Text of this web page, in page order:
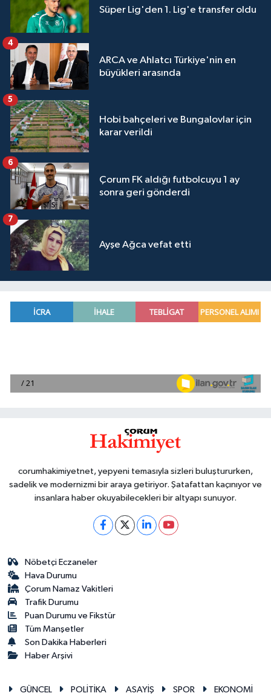
Süper Lig'den 1. Lig'e transfer oldu
ARCA ve Ahlatcı Türkiye'nin en
büyükleri arasında
4
Hobi bahçeleri ve Bungalovlar için
karar verildi
5
Çorum FK aldığı futbolcuyu 1 ay
sonra geri gönderdi
6
Ayşe Ağca vefat etti
7
corumhakimiyetnet, yepyeni temasıyla sizleri buluştururken,
sadelik ve modernizmi bir araya getiriyor. Şatafattan kaçınıyor ve
insanlara haber okuyabilecekleri bir altyapı sunuyor.
Nöbetçi Eczaneler
Hava Durumu
Çorum Namaz Vakitleri
Trafik Durumu
Puan Durumu ve Fikstür
Tüm Manşetler
Son Dakika Haberleri
Haber Arşivi
GÜNCEL POLİTİKA ASAYİŞ SPOR EKONOMİ